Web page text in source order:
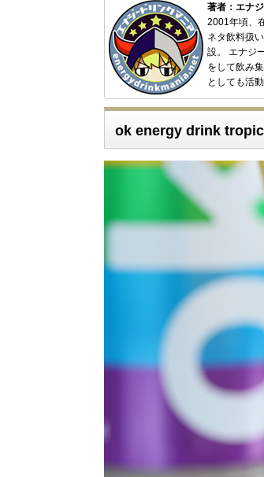
著者：エナ
2001年頃、
ネタ飲料扱
設。 エナジ
をして飲み
としても活動
ok energy drink